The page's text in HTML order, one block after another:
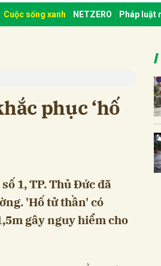
Cuộc sống xanh NETZERO Pháp luật
phục ‘hố
1, TP. Thủ Đức đã
'Hố tử thần' có
gây nguy hiểm cho